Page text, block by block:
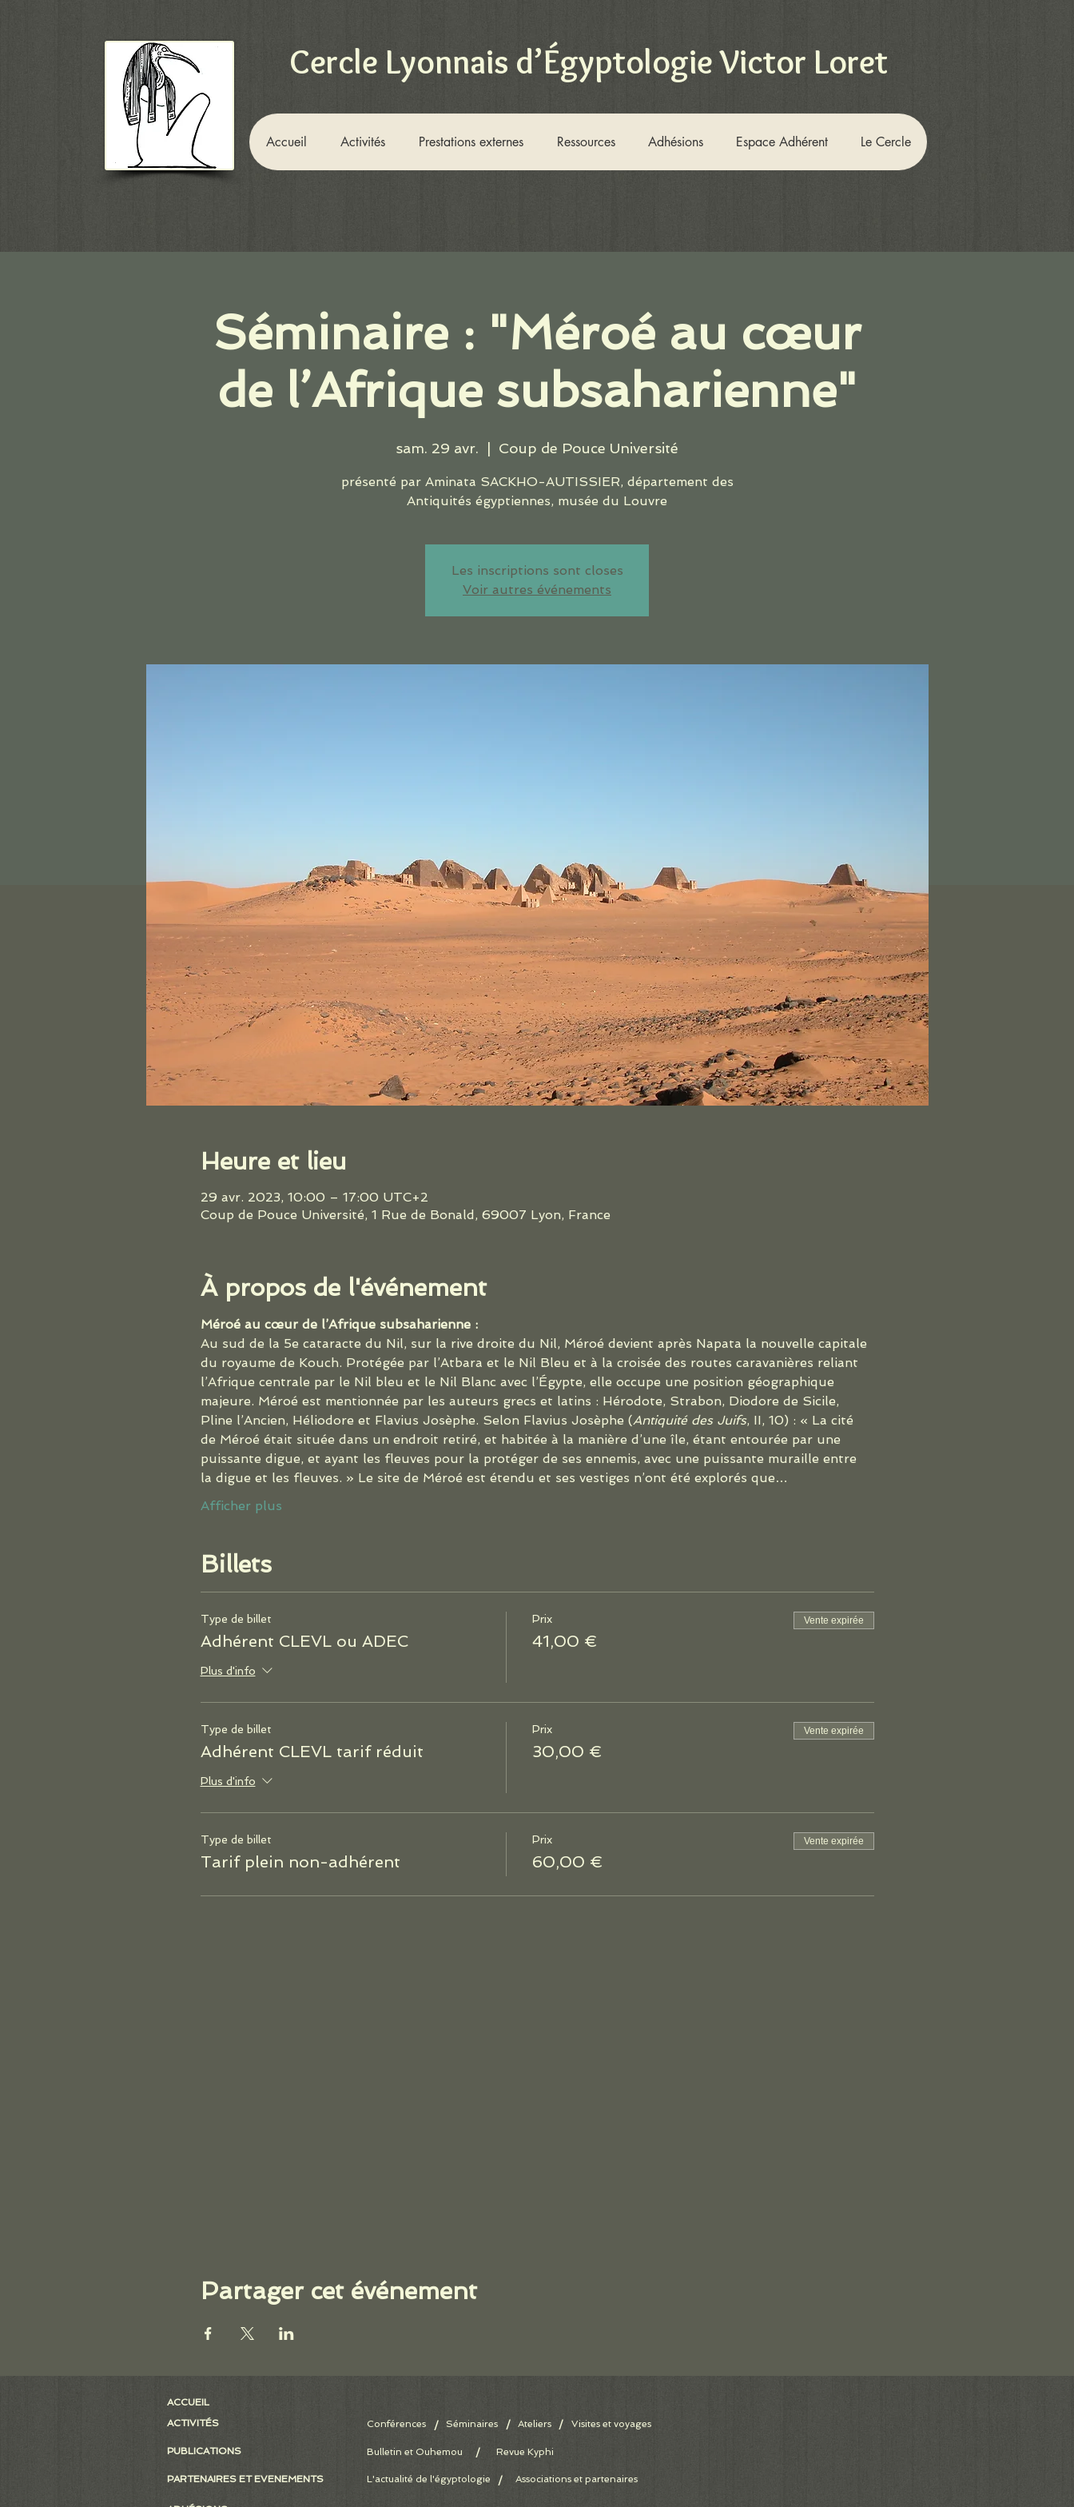
Cercle Lyonnais d’Égyptologie Victor Loret
Accueil Activités Prestations externes Ressources Adhésions Espace Adhérent Le Cercle
Séminaire : "Méroé au cœur
de l’Afrique subsaharienne"
sam. 29 avr. Coup de Pouce Université
présenté par Aminata SACKHO-AUTISSIER, département des
Les inscriptions sont closes
Voir autres événements
Heure et lieu
29 avr. 2023, 10:00 – 17:00 UTC+2
Coup de Pouce Université, 1 Rue de Bonald, 69007 Lyon, France
À propos de l'événement
Méroé au cœur de l’Afrique subsaharienne :
Au sud de la 5e cataracte du Nil, sur la rive droite du Nil, Méroé devient après Napata la nouvelle capitale
du royaume de Kouch. Protégée par l’Atbara et le Nil Bleu et à la croisée des routes caravanières reliant
l’Afrique centrale par le Nil bleu et le Nil Blanc avec l’Égypte, elle occupe une position géographique
majeure. Méroé est mentionnée par les auteurs grecs et latins : Hérodote, Strabon, Diodore de Sicile,
Pline l’Ancien, Héliodore et Flavius Josèphe. Selon Flavius Josèphe (Antiquité des Juifs, II, 10) : « La cité
de Méroé était située dans un endroit retiré, et habitée à la manière d’une île, étant entourée par une
puissante digue, et ayant les fleuves pour la protéger de ses ennemis, avec une puissante muraille entre
la digue et les fleuves. » Le site de Méroé est étendu et ses vestiges n’ont été explorés que…
Afficher plus
Billets
Type de billet
Adhérent CLEVL ou ADEC
Plus d'info
Prix
41,00 €
Vente expirée
Type de billet
Adhérent CLEVL tarif réduit
Plus d'info
Prix
30,00 €
Vente expirée
Type de billet
Tarif plein non-adhérent
Prix
60,00 €
Vente expirée
Partager cet événement
ACCUEIL
ACTIVITÉS
PUBLICATIONS
PARTENAIRES ET EVENEMENTS
Conférences / Séminaires / Ateliers / Visites et voyages
/
Bulletin et Ouhemou Revue Kyphi
L'actualité de l'égyptologie / Associations et partenaires